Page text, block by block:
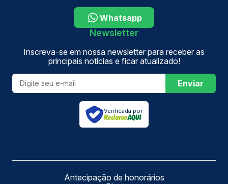
Whatsapp
Newsletter
Inscreva-se em nossa newsletter para receber as
principais notícias e ficar atualizado!
Enviar
Verificada por
Antecipação de honorários